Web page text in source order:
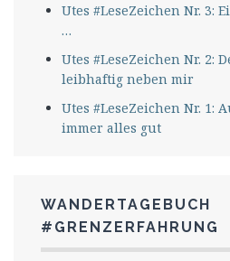
Utes #LeseZeichen Nr. 3:
…
Utes #LeseZeichen Nr. 2:
leibhaftig neben mir
Utes #LeseZeichen Nr. 1:
immer alles gut
WANDERTAGEBUCH
#GRENZERFAHRUNG